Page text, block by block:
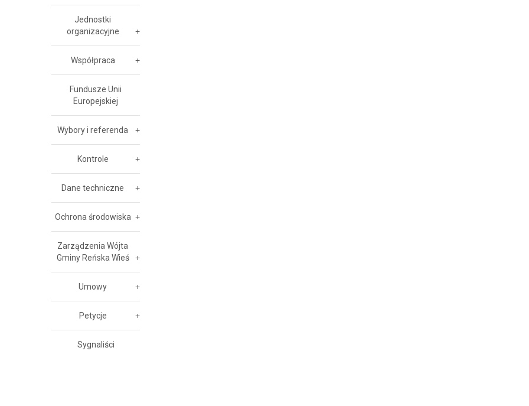
Jednostki
organizacyjne
Współpraca
Fundusze Unii
Europejskiej
Wybory i referenda
Kontrole
Dane techniczne
Ochrona środowiska
Zarządzenia Wójta
Gminy Reńska Wieś
Umowy
Petycje
Sygnaliści